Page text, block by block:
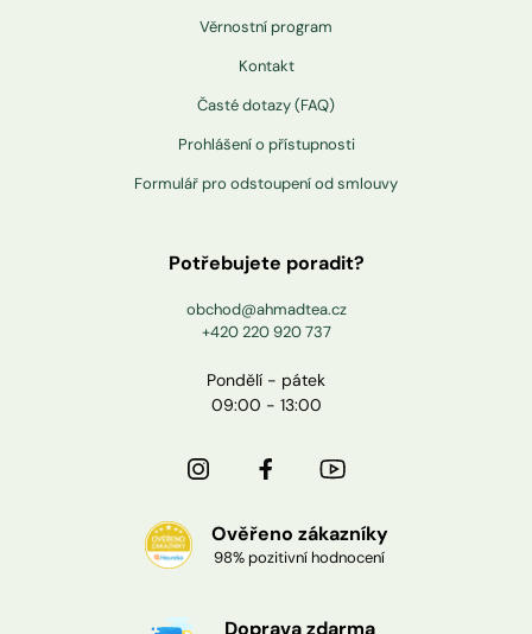
Věrnostní program
Kontakt
Časté dotazy (FAQ)
Prohlášení o přístupnosti
Formulář pro odstoupení od smlouvy
Potřebujete poradit?
obchod@ahmadtea.cz
+420 220 920 737
Pondělí - pátek
09:00 - 13:00
Ověřeno zákazníky
98% pozitivní hodnocení
Doprava zdarma